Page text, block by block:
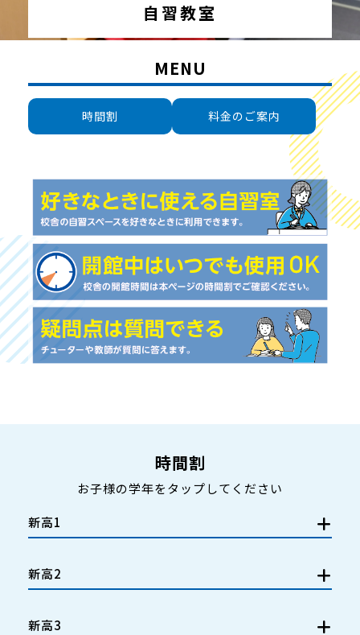
自習教室
MENU
時間割 料金のご案内
時間割
お子様の学年をタップしてください
新高1
新高2
新高3